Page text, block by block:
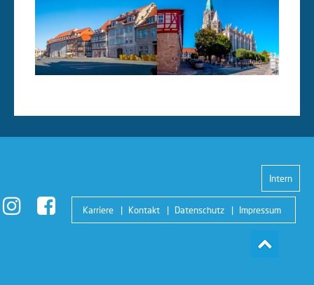
Intern
Karriere Kontakt Datenschutz Impressum